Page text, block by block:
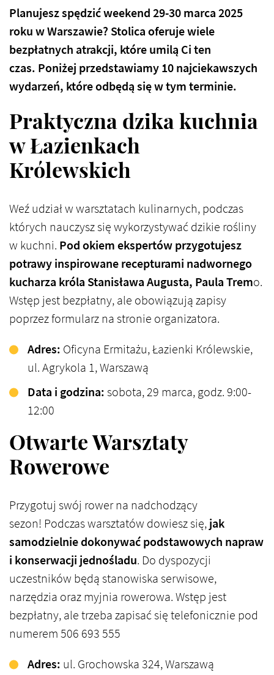
Planujesz spędzić weekend 29-30 marca 2025
roku w Warszawie? Stolica oferuje wiele
bezpłatnych atrakcji, które umilą Ci ten
czas. Poniżej przedstawiamy 10 najciekawszych
wydarzeń, które odbędą się w tym terminie.​
Praktyczna dzika kuchnia
w Łazienkach
Królewskich
Weź udział w warsztatach kulinarnych, podczas
których nauczysz się wykorzystywać dzikie rośliny
w kuchni. Pod okiem ekspertów przygotujesz
potrawy inspirowane recepturami nadwornego
kucharza króla Stanisława Augusta, Paula Tremo.​
Wstęp jest bezpłatny, ale obowiązują zapisy
poprzez formularz na stronie organizatora.
Adres: Oficyna Ermitażu, Łazienki Królewskie,
ul. Agrykola 1, Warszawa​
Data i godzina:sobota, 29 marca, godz. 9:00-
12:00​
Otwarte Warsztaty
Rowerowe
Przygotuj swój rower na nadchodzący
sezon! Podczas warsztatów dowiesz się,jak
samodzielnie dokonywać podstawowych napraw
i konserwacji jednośladu. Do dyspozycji
uczestników będą stanowiska serwisowe,
narzędzia oraz myjnia rowerowa. Wstęp jest
bezpłatny, ale trzeba zapisać się telefonicznie pod
numerem 506 693 555​
Adres: ul. Grochowska 324, Warszawa​